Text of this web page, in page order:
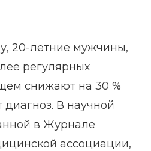
20-летние мужчины,
регулярных
снижают на 30 %
диагноз. В научной
в Журнале
ассоциации,